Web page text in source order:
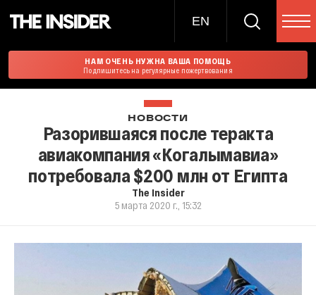
EN
НАМ ОЧЕНЬ НУЖНА ВАША ПОМОЩЬ
Подпишитесь на регулярные пожертвования
НОВОСТИ
Разорившаяся после теракта
авиакомпания «Когалымавиа»
потребовала $200 млн от Египта
The Insider
5 марта 2020 г., 15:32